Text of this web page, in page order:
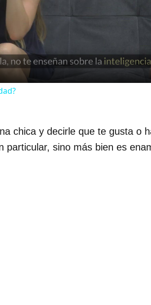
Video
chica y decirle que te gusta o
particular, sino más bien es